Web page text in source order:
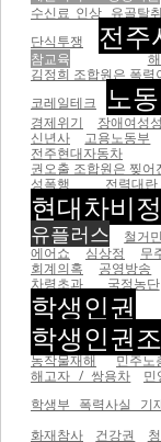
수신료 인상 유골탈취
단식투쟁
전주
참교육
김정희 조합원은 폭력
코레일테크
노
경제위기
장애여성
신년사 고용노동부
전주현대자동차
권오출 조합원은 찢
성폭행
전력대란
현대차비
유플러스 철거민
에어쇼
심상정 무
회계의혹
공영방송
차령초과
국정농단
학생인권
학생인권
농작물재해 민주
해고자 / 쌍용차
학생부 폭력사실 기
화재참사
건강권